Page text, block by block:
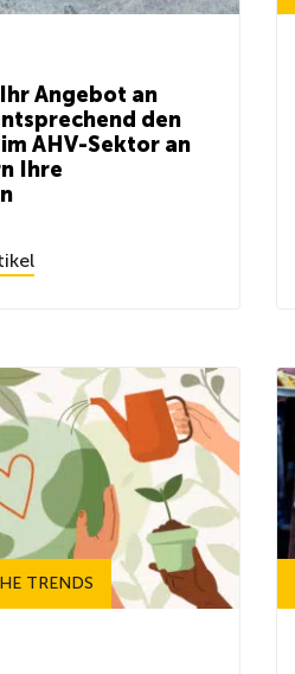
Angebot an
den
AHV-Sektor an
Ihre
TRENDS